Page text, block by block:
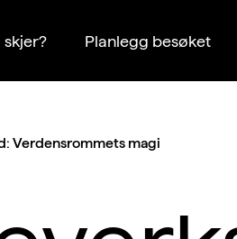
skjer? Planlegg besøket
Verdensrommets magi